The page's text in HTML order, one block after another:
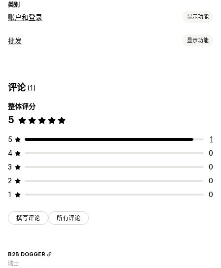
类别
账户和登录 显示功能
账户管理
限制访问
批发 显示功能
产品可见性
评论(1)
整体评分
5
5
1
4
0
3
0
2
0
1
0
撰写评论 所有评论
B2B DOGGER
瑞士